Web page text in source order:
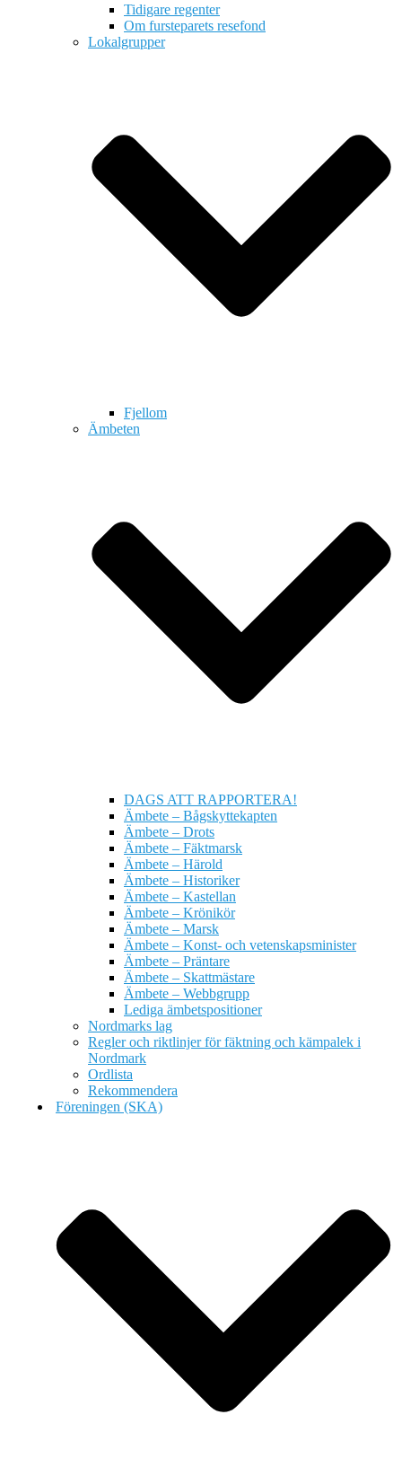
Tidigare regenter
Om fursteparets resefond
Lokalgrupper
Fjellom
Ämbeten
DAGS ATT RAPPORTERA!
Ämbete – Bågskyttekapten
Ämbete – Drots
Ämbete – Fäktmarsk
Ämbete – Härold
Ämbete – Historiker
Ämbete – Kastellan
Ämbete – Krönikör
Ämbete – Marsk
Ämbete – Konst- och vetenskapsminister
Ämbete – Präntare
Ämbete – Skattmästare
Ämbete – Webbgrupp
Lediga ämbetspositioner
Nordmarks lag
Regler och riktlinjer för fäktning och kämpalek i
Nordmark
Ordlista
Rekommendera
Föreningen (SKA)